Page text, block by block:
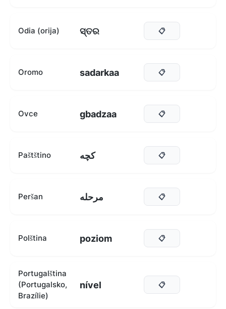
Odia (orija) ସ୍ତର 📋
Oromo sadarkaa 📋
Ovce gbadzaa 📋
Paštštino کچه 📋
Peršan مرحله 📋
Polština poziom 📋
Portugalština
(Portugalsko,
Brazílie)
nível 📋